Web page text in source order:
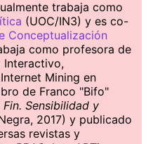
trabaja como
(UOC/IN3) y es co-
Conceptualización
como profesora de
Interactivo,
Mining en
de Franco "Bifo"
Sensibilidad y
2017) y publicado
revistas y